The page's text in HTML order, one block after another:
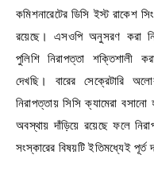
কমিশনারেটের ডিসি ইস্ট রাকেশ
রয়েছে। এসওপি অনুসরণ করা
পুলিশি নিরাপত্তা শক্তিশালী
দেখছি। বারের সেক্রেটারি
নিরাপত্তায় সিসি ক্যামেরা
অবস্থায় দাঁড়িয়ে রয়েছে ফলে
সংস্কারের বিষয়টি ইতিমধ্যেই